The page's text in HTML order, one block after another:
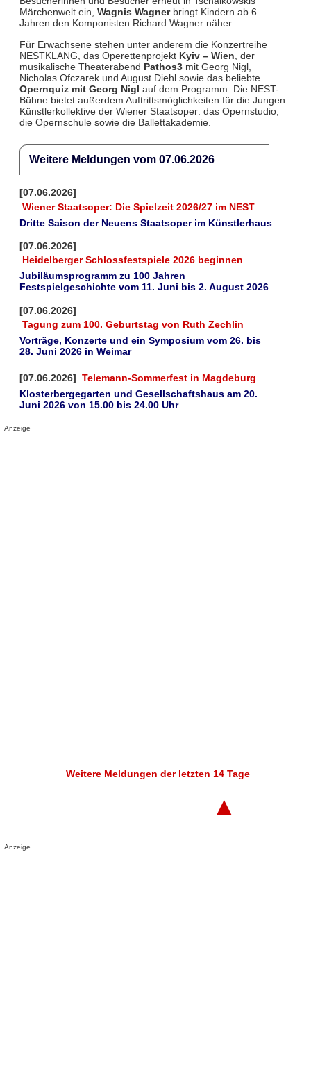
Märchenwelt ein, Wagnis Wagnerbringt Kindern ab 6
Jahren den Komponisten Richard Wagner näher.
Für Erwachsene stehen unter anderem die Konzertreihe
NESTKLANG, das Operettenprojekt Kyiv – Wien , der
musikalische Theaterabend Pathos3mit Georg Nigl,
Nicholas Ofczarek und August Diehl sowie das beliebte
Opernquiz mit Georg Nigl auf dem Programm. Die NEST-
Bühne bietet außerdem Auftrittsmöglichkeiten für die Jungen
Künstlerkollektive der Wiener Staatsoper: das Opernstudio,
die Opernschule sowie die Ballettakademie.
Weitere Meldungen vom 07.06.2026
[07.06.2026]
Wiener Staatsoper: Die Spielzeit 2026/27 im NEST
Dritte Saison der Neuens Staatsoper im Künstlerhaus
[07.06.2026]
Heidelberger Schlossfestspiele 2026 beginnen
Jubiläumsprogramm zu 100 Jahren
Festspielgeschichte vom 11. Juni bis 2. August 2026
[07.06.2026]
Tagung zum 100. Geburtstag von Ruth Zechlin
Vorträge, Konzerte und ein Symposium vom 26. bis
28. Juni 2026 in Weimar
[07.06.2026] Telemann-Sommerfest in Magdeburg
Klosterbergegarten und Gesellschaftshaus am 20.
Juni 2026 von 15.00 bis 24.00 Uhr
Anzeige
Weitere Meldungen der letzten 14 Tage
▲
Anzeige